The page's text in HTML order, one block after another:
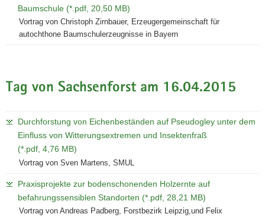
Baumschule (*.pdf, 20,50 MB)
Vortrag von Christoph Zirnbauer, Erzeugergemeinschaft für
autochthone Baumschulerzeugnisse in Bayern
Tag von Sachsenforst am 16.04.2015
Durchforstung von Eichenbeständen auf Pseudogley unter dem
Einfluss von Witterungsextremen und Insektenfraß
(*.pdf, 4,76 MB)
Vortrag von Sven Martens, SMUL
Praxisprojekte zur bodenschonenden Holzernte auf
befahrungssensiblen Standorten (*.pdf, 28,21 MB)
Vortrag von Andreas Padberg, Forstbezirk Leipzig,und Felix